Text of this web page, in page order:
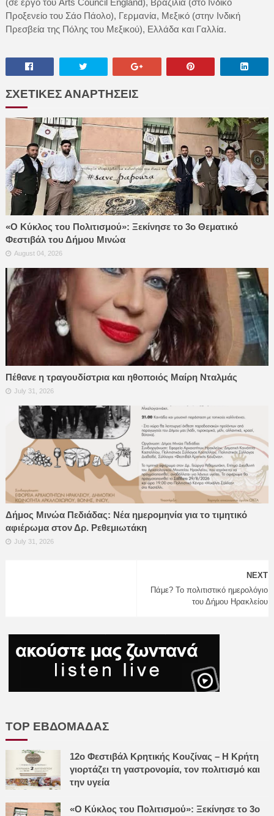
(σε έργο του Arts Council England), Βραζιλία (στο Ινδικό
Προξενείο του Σάο Πάολο), Γερμανία, Μεξικό (στην Ινδική
Πρεσβεία της Πόλης του Μεξικού), Ελλάδα και Γαλλία.
ΣΧΕΤΙΚΕΣ ΑΝΑΡΤΗΣΕΙΣ
«Ο Κύκλος του Πολιτισμού»: Ξεκίνησε το 3ο Θεματικό
Φεστιβάλ του Δήμου Μινώα
August 04, 2026
Πέθανε η τραγουδίστρια και ηθοποιός Μαίρη Νταλμάς
July 31, 2026
Δήμος Μινώα Πεδιάδας: Νέα ημερομηνία για το τιμητικό
αφιέρωμα στον Δρ. Ρεθεμιωτάκη
July 31, 2026
NEXT
Πάμε? Το πολιτιστικό ημερολόγιο
του Δήμου Ηρακλείου
TOP ΕΒΔΟΜΑΔΑΣ
12ο Φεστιβάλ Κρητικής Κουζίνας – Η Κρήτη
γιορτάζει τη γαστρονομία, τον πολιτισμό και
την υγεία
«Ο Κύκλος του Πολιτισμού»: Ξεκίνησε το 3ο